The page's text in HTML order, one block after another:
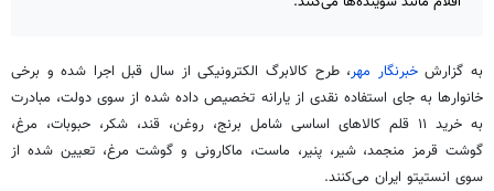
به گزارشخبرنگار مهر، طرح کالابرگ الکترونیکی از سال قبل اجرا شده و برخی
خانوارها به جای استفاده نقدی از یارانه تخصیص داده شده از سوی دولت، مبادرت
به خرید ۱۱ قلم کالاهای اساسی شامل برنج، روغن، قند، شکر، حبوبات، مرغ،
گوشت قرمز منجمد، شیر، پنیر، ماست، ماکارونی و گوشت مرغ، تعیین شده از
سوی انستیتو ایران می‌کنند.